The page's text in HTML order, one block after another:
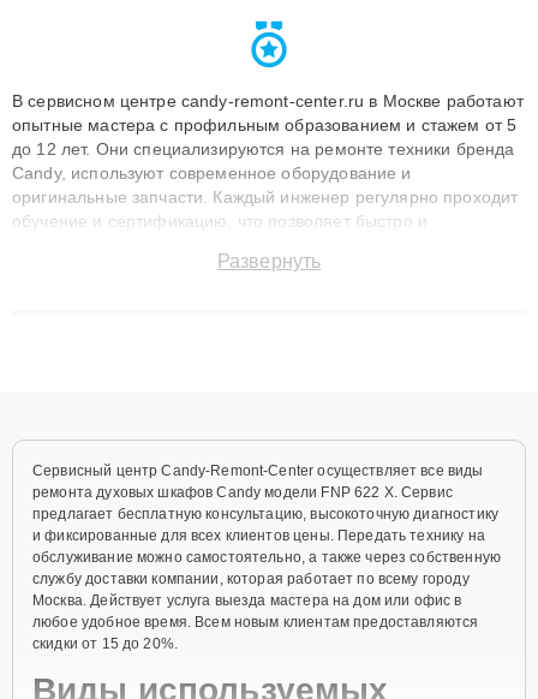
В сервисном центре candy-remont-center.ru в Москве работают
опытные мастера с профильным образованием и стажем от 5
до 12 лет. Они специализируются на ремонте техники бренда
Candy, используют современное оборудование и
оригинальные запчасти. Каждый инженер регулярно проходит
обучение и сертификацию, что позволяет быстро и
сохранением гарантии до 3 лет. Наши мастера решают
Развернуть
Сервисный центр Candy-Remont-Center осуществляет все виды
ремонта духовых шкафов Candy модели FNP 622 X. Сервис
предлагает бесплатную консультацию, высокоточную диагностику
и фиксированные для всех клиентов цены. Передать технику на
обслуживание можно самостоятельно, а также через собственную
службу доставки компании, которая работает по всему городу
Москва. Действует услуга выезда мастера на дом или офис в
любое удобное время. Всем новым клиентам предоставляются
скидки от 15 до 20%.
Виды используемых